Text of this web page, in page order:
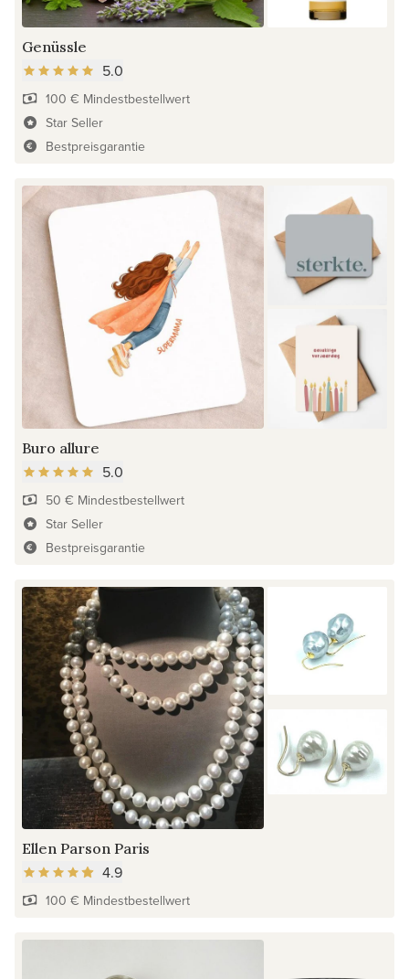
Genüssle
5.0
100 € Mindestbestellwert
Star Seller
Bestpreisgarantie
Buro allure
5.0
50 € Mindestbestellwert
Star Seller
Bestpreisgarantie
Ellen Parson Paris
4.9
100 € Mindestbestellwert